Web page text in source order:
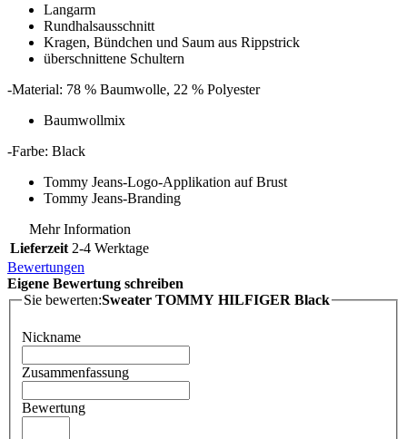
Langarm
Rundhalsausschnitt
Kragen, Bündchen und Saum aus Rippstrick
überschnittene Schultern
-Material: 78 % Baumwolle, 22 % Polyester
Baumwollmix
-Farbe: Black
Tommy Jeans-Logo-Applikation auf Brust
Tommy Jeans-Branding
Mehr Information
Lieferzeit 2-4 Werktage
Bewertungen
Eigene Bewertung schreiben
Sie bewerten:Sweater TOMMY HILFIGER Black
Nickname
Zusammenfassung
Bewertung